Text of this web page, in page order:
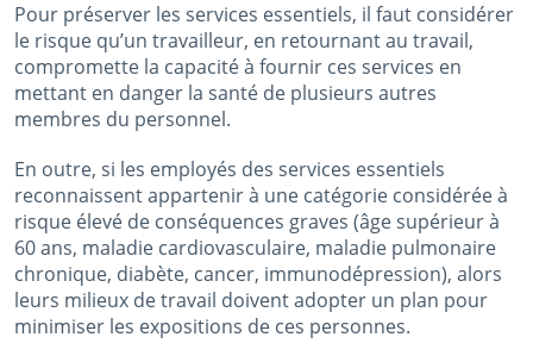
Pour préserver les services essentiels, il faut considérer
le risque qu’un travailleur, en retournant au travail,
compromette la capacité à fournir ces services en
mettant en danger la santé de plusieurs autres
membres du personnel.
En outre, si les employés des services essentiels
reconnaissent appartenir à une catégorie considérée à
risque élevé de conséquences graves (âge supérieur à
60 ans, maladie cardiovasculaire, maladie pulmonaire
chronique, diabète, cancer, immunodépression), alors
leurs milieux de travail doivent adopter un plan pour
minimiser les expositions de ces personnes.